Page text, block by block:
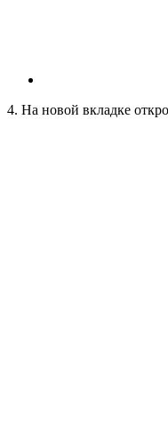
4. На новой вкладке